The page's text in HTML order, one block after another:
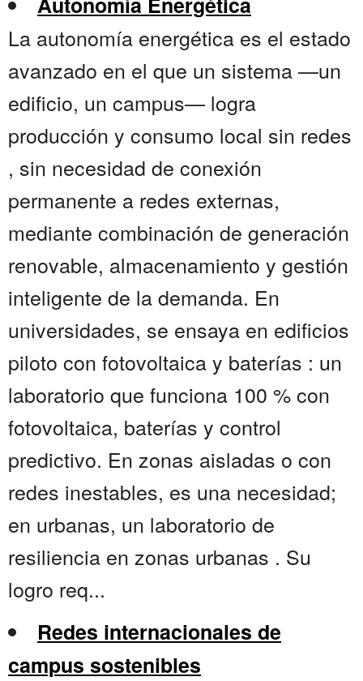
La autonomía energética es el estado
avanzado en el que un sistema —un
edificio, un campus— logra
producción y consumo local sin redes
, sin necesidad de conexión
permanente a redes externas,
mediante combinación de generación
renovable, almacenamiento y gestión
inteligente de la demanda. En
universidades, se ensaya en edificios
piloto con fotovoltaica y baterías : un
laboratorio que funciona 100 % con
fotovoltaica, baterías y control
predictivo. En zonas aisladas o con
redes inestables, es una necesidad;
en urbanas, un laboratorio de
resiliencia en zonas urbanas . Su
logro req...
Redes internacionales de
campus sostenibles